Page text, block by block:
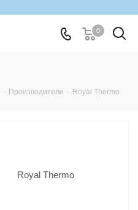
0
- Производители - Royal Thermo